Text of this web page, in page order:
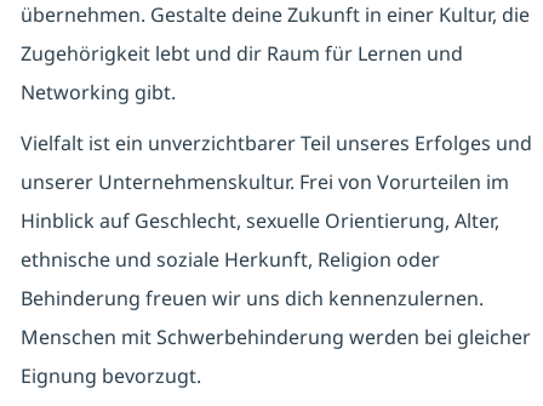
übernehmen. Gestalte deine Zukunft in einer Kultur, die
Zugehörigkeit lebt und dir Raum für Lernen und
Networking gibt.
Vielfalt ist ein unverzichtbarer Teil unseres Erfolges und
unserer Unternehmenskultur. Frei von Vorurteilen im
Hinblick auf Geschlecht, sexuelle Orientierung, Alter,
ethnische und soziale Herkunft, Religion oder
Behinderung freuen wir uns dich kennenzulernen.
Menschen mit Schwerbehinderung werden bei gleicher
Eignung bevorzugt.